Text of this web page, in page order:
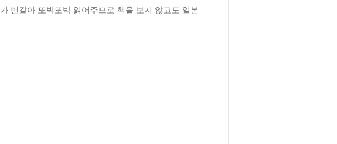
번갈아 또박또박 읽어주므로 책을 보지 않고도 일본